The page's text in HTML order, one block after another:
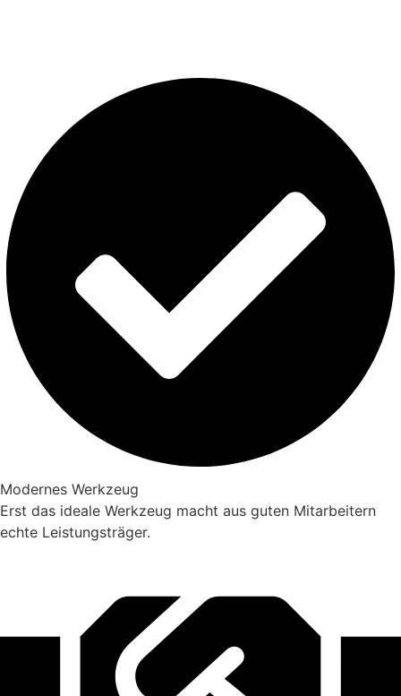
Modernes Werkzeug
Erst das ideale Werkzeug macht aus guten Mitarbeitern
echte Leistungsträger.